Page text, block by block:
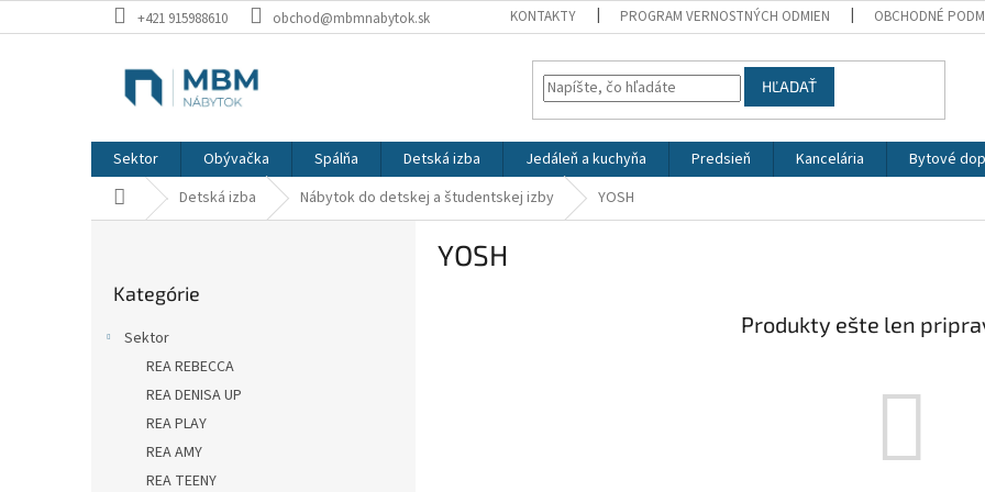
na
+421 915988610 obchod@mbmnabytok.sk KONTAKTY PROGRAM VERNOSTNÝCH ODMIEN OBCHODNÉ
HĽADAŤ
Sektor Obývačka Spálňa Detská izba Jedáleň a kuchyňa Predsieň Kancelária Bytové
DomovDetská izba Nábytok do detskej a študentskej izby YOSH
kategórie
Kategórie
Sektor
REA REBECCA
REA DENISA UP
REA PLAY
REA AMY
REA TEENY
YOSH
Produkty ešte len